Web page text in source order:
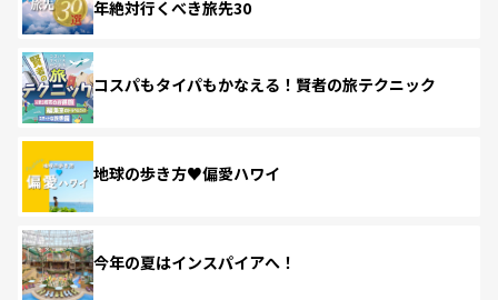
年絶対行くべき旅先30
コスパもタイパもかなえる！賢者の旅テクニック
地球の歩き方♥偏愛ハワイ
今年の夏はインスパイアへ！